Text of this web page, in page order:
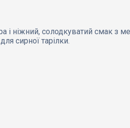
і ніжний, солодкуватий смак
сирної тарілки.